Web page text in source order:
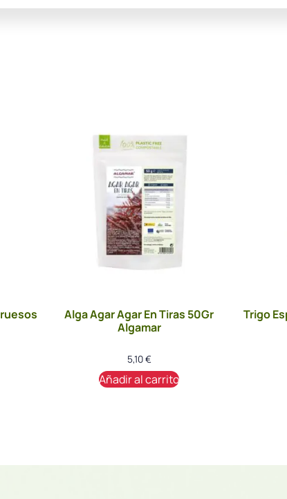
Alga Agar Agar En Tiras 50Gr
Algamar
5,10€
Añadir al carrito
Trigo